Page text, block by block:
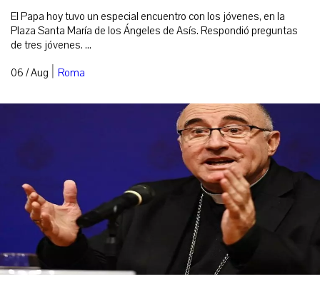
El Papa hoy tuvo un especial encuentro con los jóvenes, en la
Plaza Santa María de los Ángeles de Asís. Respondió preguntas
de tres jóvenes. ...
06 / Aug | Roma